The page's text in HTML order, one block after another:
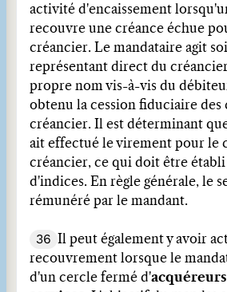
activité d'encaissement
recouvre une créance échue
créancier. Le mandataire agit
représentant direct du
propre nom vis-à-vis du
obtenu la cession fiduciaire des
créancier. Il est déterminant
ait effectué le virement pour le
créancier, ce qui doit être
d'indices. En règle générale, le
rémunéré par le mandant.
36
Il peut également y avoir
recouvrement lorsque le
d'un cercle fermé d'